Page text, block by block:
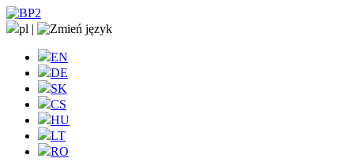
pl |
EN
DE
SK
CS
HU
LT
RO